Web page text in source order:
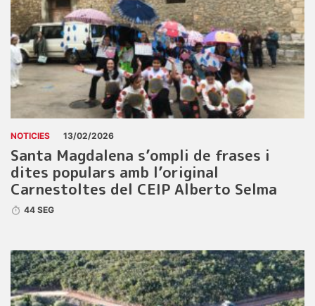
NOTICIES 13/02/2026
Santa Magdalena s’ompli de frases i
dites populars amb l’original
Carnestoltes del CEIP Alberto Selma
44 SEG